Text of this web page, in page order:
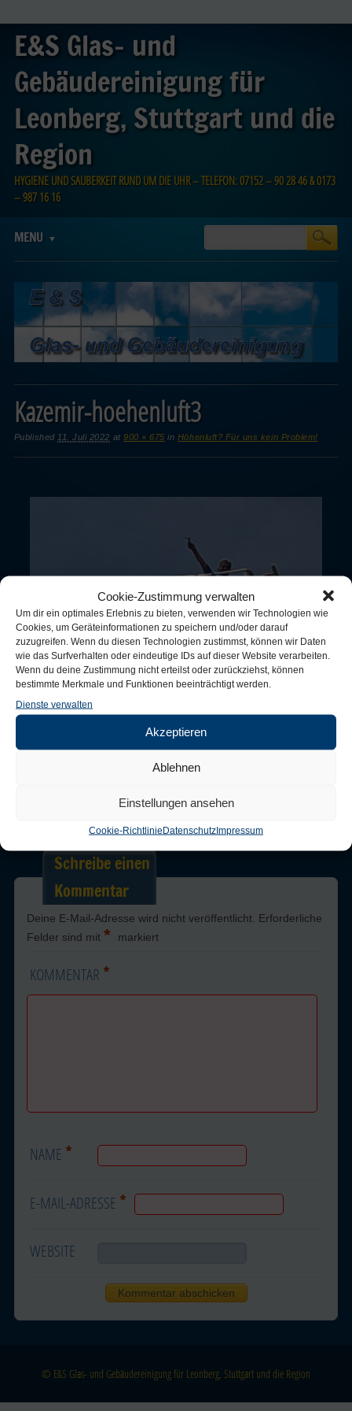
Cookie-Zustimmung verwalten
Um dir ein optimales Erlebnis zu bieten, verwenden wir Technologien wie
Cookies, um Geräteinformationen zu speichern und/oder darauf
zuzugreifen. Wenn du diesen Technologien zustimmst, können wir Daten
wie das Surfverhalten oder eindeutige IDs auf dieser Website verarbeiten.
Wenn du deine Zustimmung nicht erteilst oder zurückziehst, können
bestimmte Merkmale und Funktionen beeinträchtigt werden.
Dienste verwalten
Akzeptieren
Ablehnen
Einstellungen ansehen
Cookie-RichtlinieDatenschutzImpressum
E&S Glas- und
Gebäudereinigung für
Leonberg, Stuttgart und die
Region
HYGIENE UND SAUBERKEIT RUND UM DIE UHR – TELEFON: 07152 – 90 28 46 & 0173
– 987 16 16
Main menu
MENU
Kazemir-hoehenluft3
Published 11. Juli 2022 at900 × 675 in Höhenluft? Für uns kein Problem!
Trackbacks are closed, but you canpost a comment.
Schreibe einen
Kommentar
Deine E-Mail-Adresse wird nicht veröffentlicht. Erforderliche
Felder sind mit * markiert
KOMMENTAR *
NAME *
E-MAIL-ADRESSE *
WEBSITE
© E&S Glas- und Gebäudereinigung für Leonberg, Stuttgart und die Region